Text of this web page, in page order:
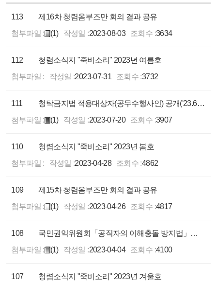
113
제16차 청렴옴부즈만 회의 결과 공유
첨부파일 :
(1) 작성일 :2023-08-03 조회수 :3634
112
청렴소식지 "죽비소리" 2023년 여름호
첨부파일 :
작성일 :2023-07-31 조회수 :3732
111
청탁금지법 적용대상자(공무수행사인) 공개('23.6월말 기준)
첨부파일 :
(1) 작성일 :2023-07-20 조회수 :3907
110
청렴소식지 "죽비소리" 2023년 봄호
첨부파일 :
작성일 :2023-04-28 조회수 :4862
109
제15차 청렴옴부즈만 회의 결과 공유
첨부파일 :
(1) 작성일 :2023-04-26 조회수 :4817
108
국민권익위원회「공직자의 이해충돌 방지법」홍보 슬로건 공모(2023.4.4.~4.24.) 안내
첨부파일 :
(1) 작성일 :2023-04-04 조회수 :4100
107
청렴소식지 "죽비소리" 2023년 겨울호